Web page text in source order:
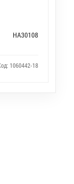
HA30108
1060442-18